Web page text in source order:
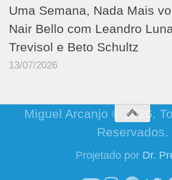
Uma Semana, Nada Mais
Nair Bello com Leandro
Trevisol e Beto Schultz
13/07/2026
Miguel Arcanjo © 2026.
Reservados.
Projetado por Dr.